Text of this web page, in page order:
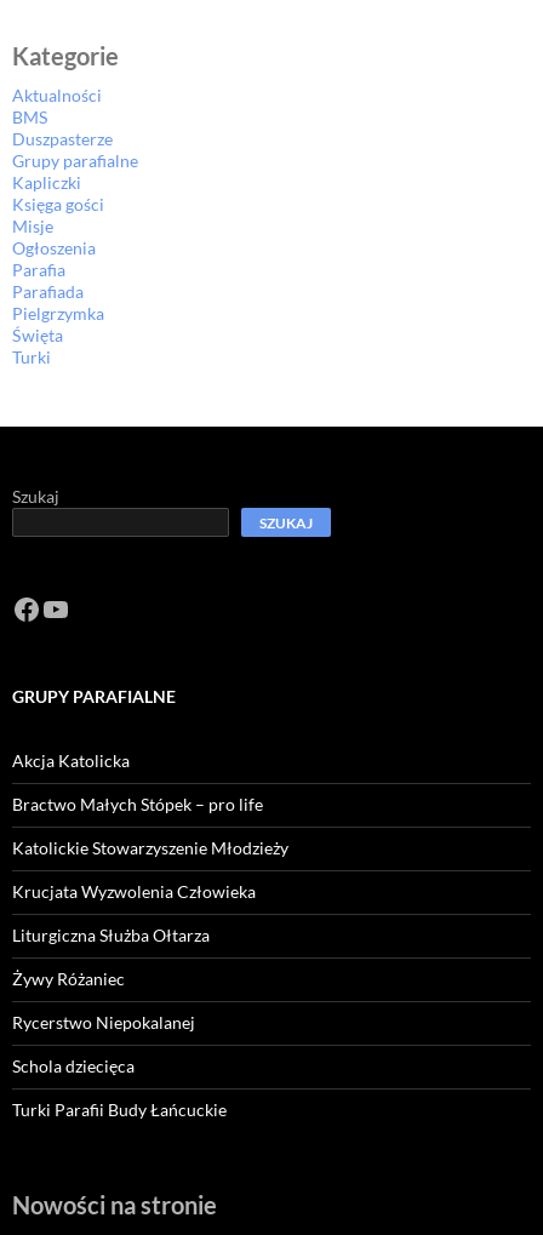
Kategorie
Aktualności
BMS
Duszpasterze
Grupy parafialne
Kapliczki
Księga gości
Misje
Ogłoszenia
Parafia
Parafiada
Pielgrzymka
Święta
Turki
Szukaj
SZUKAJ
Facebook
https://www.youtube.com/channel/
GRUPY PARAFIALNE
Akcja Katolicka
Bractwo Małych Stópek – pro life
Katolickie Stowarzyszenie Młodzieży
Krucjata Wyzwolenia Człowieka
Liturgiczna Służba Ołtarza
Żywy Różaniec
Rycerstwo Niepokalanej
Schola dziecięca
Turki Parafii Budy Łańcuckie
Nowości na stronie